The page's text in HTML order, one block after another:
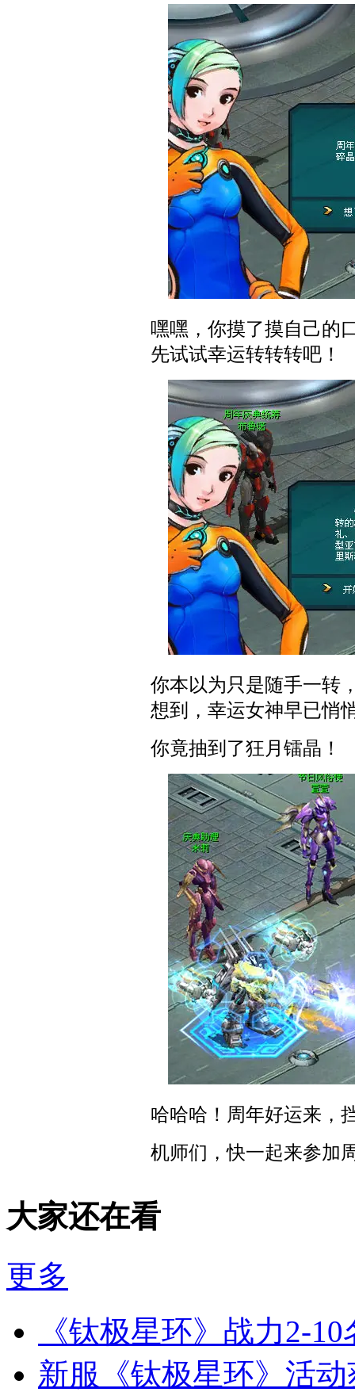
嘿嘿，你摸了摸自己的
先试试幸运转转转吧！
你本以为只是随手一转
想到，幸运女神早已悄
你竟抽到了狂月镭晶！
哈哈哈！周年好运来，
机师们，快一起来参加
大家还在看
更多
《钛极星环》战力2-
新服《钛极星环》活